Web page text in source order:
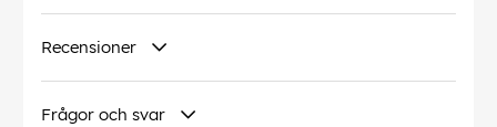
Recensioner
Frågor och svar